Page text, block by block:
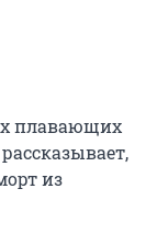
плавающих
из